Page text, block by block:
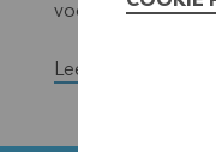
voorbije maand
Lees het volledige